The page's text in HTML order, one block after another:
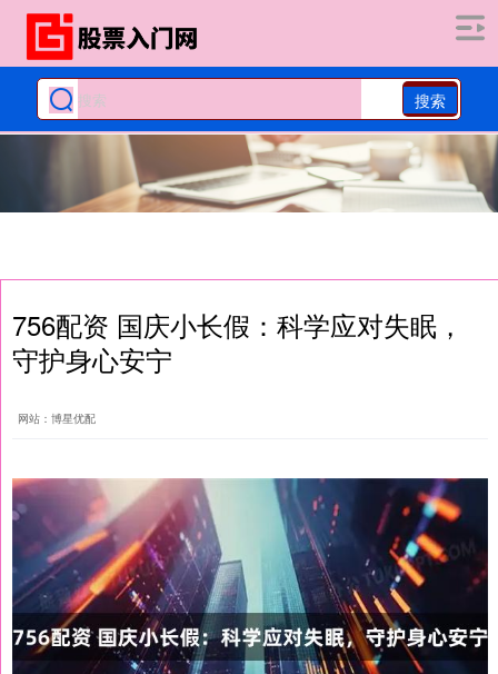
搜索
756配资 国庆小长假：科学应对失眠，
守护身心安宁
网站：博星优配